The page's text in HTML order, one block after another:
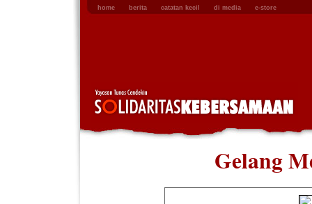
home berita catatan kecil di media e-store
Gelang